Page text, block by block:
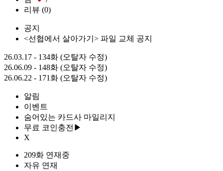
리뷰 (0)
공지
<선협에서 살아가기> 파일 교체 공지
26.03.17 - 134화 (오탈자 수정)
26.06.09 - 148화 (오탈자 수정)
26.06.22 - 171화 (오탈자 수정)
알림
이벤트
숨어있는 카드사 마일리지
무료 코인충전▶
X
209화 연재중
자유 연재